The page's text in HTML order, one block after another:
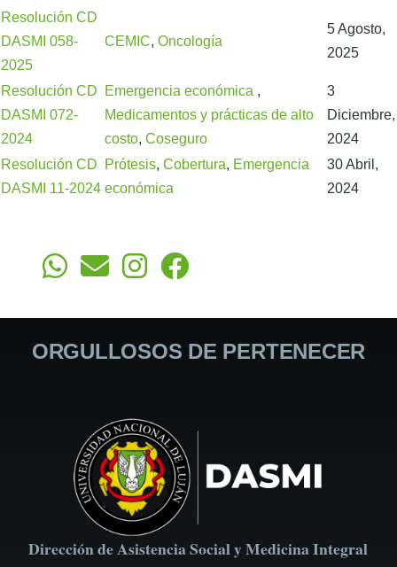
Resolución CD
DASMI 058-
2025
CEMIC, Oncología
5 Agosto,
2025
Resolución CD
DASMI 072-
2024
Emergencia económica ,
Medicamentos y prácticas de alto
costo, Coseguro
3
Diciembre,
2024
Resolución CD
DASMI 11-2024
Prótesis, Cobertura, Emergencia
económica
30 Abril,
2024
ORGULLOSOS DE PERTENECER
Dirección de Asistencia Social y Medicina Integral